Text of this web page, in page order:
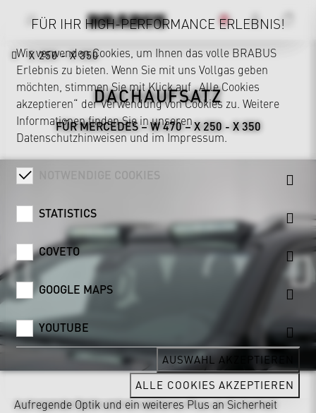
X 250 - X 350
DACHAUFSATZ
FÜR MERCEDES – W 470 – X 250 - X 350
Aufregende Optik und ein weiteres Plus an Sicherheit
FÜR IHR HIGH-PERFORMANCE ERLEBNIS!
Wir verwenden Cookies, um Ihnen das volle BRABUS
Erlebnis zu bieten. Wenn Sie mit uns Vollgas geben
möchten, stimmen Sie mit Klick auf „Alle Cookies
akzeptieren“ der Verwendung von Cookies zu. Weitere
Informationen finden Sie in unseren
Datenschutzhinweisenund imImpressum.
NOTWENDIGE COOKIES
STATISTICS
COVETO
GOOGLE MAPS
YOUTUBE
AUSWAHL AKZEPTIEREN
ALLE COOKIES AKZEPTIEREN